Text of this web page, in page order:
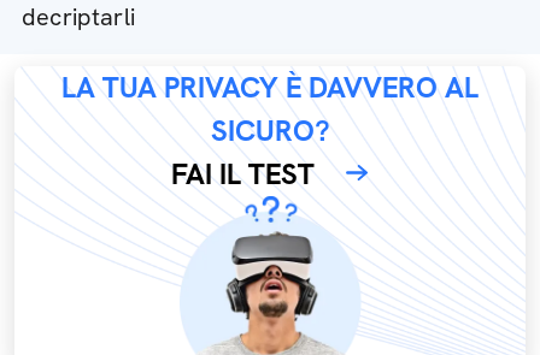
decriptarli
LA TUA PRIVACY È DAVVERO AL
SICURO?
FAI IL TEST